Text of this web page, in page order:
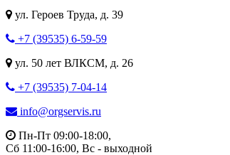
ул. Героев Труда, д. 39
+7 (39535) 6-59-59
ул. 50 лет ВЛКСМ, д. 26
+7 (39535) 7-04-14
info@orgservis.ru
Пн-Пт 09:00-18:00,
Сб 11:00-16:00, Вс - выходной